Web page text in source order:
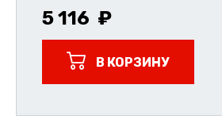
5 116
В КОРЗИНУ